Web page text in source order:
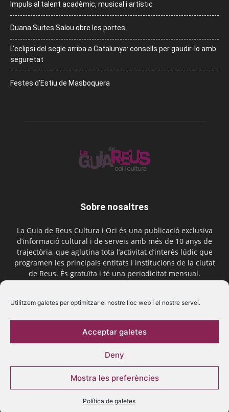
Utilitzem galetes per optimitzar el nostre lloc web i el nostre servei.
Acceptar galetes
Deny
Mostra les preferències
Política de galetes
Impuls al talent acadèmic, musical i artístic
Duana Suites Salou obre les portes
L’eclipsi del segle arriba a Catalunya: consells per gaudir-lo amb
seguretat
Festes d’Estiu de Masboquera
Sobre nosaltres
La Guia de Reus Cultura i Oci és una publicació exclusiva
d’informació cultural i de serveis amb més de 10 anys de
trajectòria, que aglutina tota l’activitat d’interès lúdic que
programen les principals entitats i institucions de la ciutat
de Reus. És gratuïta i té una periodicitat mensual.
Segueix-nos
© 2016 La Guia de Reus | Creada per Be Marketing